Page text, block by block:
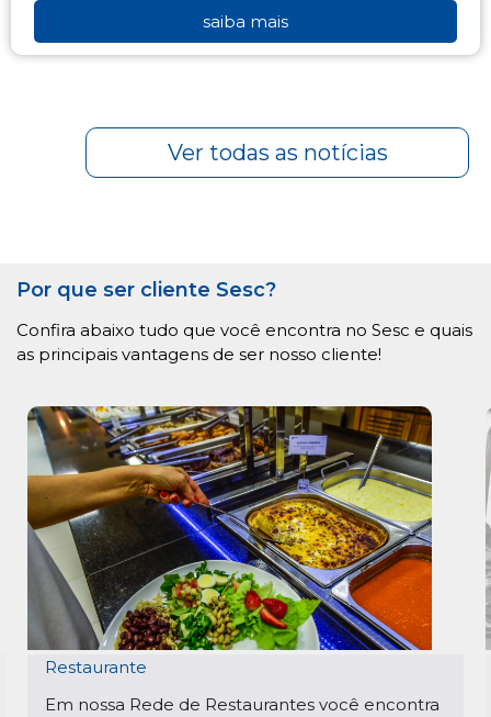
saiba mais
Ver todas as notícias
Por que ser cliente Sesc?
Confira abaixo tudo que você encontra no Sesc e quais
as principais vantagens de ser nosso cliente!
Restaurante
Em nossa Rede de Restaurantes você encontra